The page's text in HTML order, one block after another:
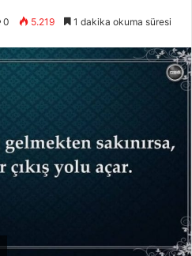
0 5.219 1 dakika okuma süresi